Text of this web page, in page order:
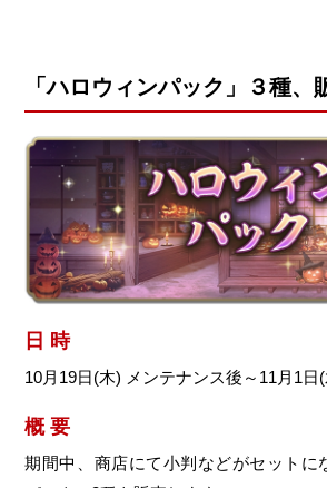
「ハロウィンパック」３種、
日 時
10月19日(木) メンテナンス後～11月1日
概 要
期間中、商店にて小判などがセットに